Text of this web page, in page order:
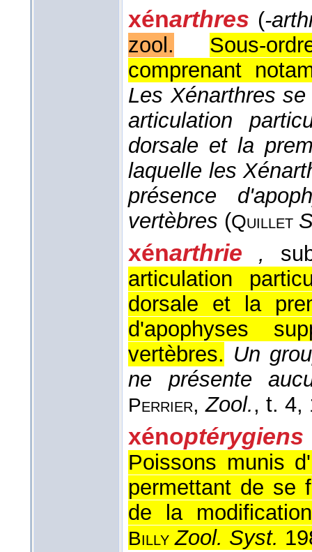
xénarthres (-
zool.
Sous-
comprenant
Les Xénarthres
articulation
dorsale et la
laquelle les
présence
vertèbres (Quillet
xénarthrie ,
articulation
dorsale et la
d'apophyses
vertèbres. Un
ne présente
Perrier,Zool., t. 4,
xénoptérygiens
Poissons munis
permettant de se
de la
BillyZool. Syst.